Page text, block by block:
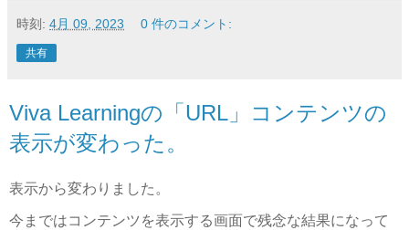
時刻: 4月 09, 2023 0 件のコメント:
共有
Viva Learningの「URL」コンテンツの
表示が変わった。
表示から変わりました。
今まではコンテンツを表示する画面で残念な結果になって